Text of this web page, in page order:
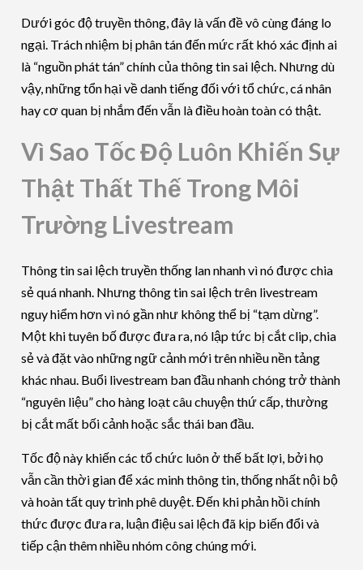
Dưới góc độ truyền thông, đây là vấn đề vô cùng đáng lo
ngại. Trách nhiệm bị phân tán đến mức rất khó xác định ai
là “nguồn phát tán” chính của thông tin sai lệch. Nhưng dù
vậy, những tổn hại về danh tiếng đối với tổ chức, cá nhân
hay cơ quan bị nhắm đến vẫn là điều hoàn toàn có thật.
Vì Sao Tốc Độ Luôn Khiến Sự
Thật Thất Thế Trong Môi
Trường Livestream
Thông tin sai lệch truyền thống lan nhanh vì nó được chia
sẻ quá nhanh. Nhưng thông tin sai lệch trên livestream
nguy hiểm hơn vì nó gần như không thể bị “tạm dừng”.
Một khi tuyên bố được đưa ra, nó lập tức bị cắt clip, chia
sẻ và đặt vào những ngữ cảnh mới trên nhiều nền tảng
khác nhau. Buổi livestream ban đầu nhanh chóng trở thành
“nguyên liệu” cho hàng loạt câu chuyện thứ cấp, thường
bị cắt mất bối cảnh hoặc sắc thái ban đầu.
Tốc độ này khiến các tổ chức luôn ở thế bất lợi, bởi họ
vẫn cần thời gian để xác minh thông tin, thống nhất nội bộ
và hoàn tất quy trình phê duyệt. Đến khi phản hồi chính
thức được đưa ra, luận điệu sai lệch đã kịp biến đổi và
tiếp cận thêm nhiều nhóm công chúng mới.